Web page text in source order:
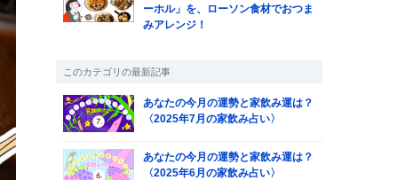
ーホル」を、ローソン食材でおつま
みアレンジ！
このカテゴリの最新記事
あなたの今月の運勢と家飲み運は？
〈2025年7月の家飲み占い〉
あなたの今月の運勢と家飲み運は？
〈2025年6月の家飲み占い〉